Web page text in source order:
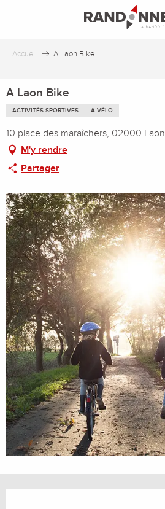
principal
Accueil A Laon Bike
A Laon Bike
ACTIVITÉS SPORTIVES A VÉLO
10 place des maraîchers, 02000 Laon
M'y rendre
Partager